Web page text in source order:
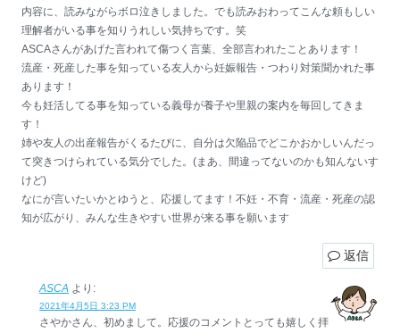
内容に、読みながらボロ泣きしました。でも読みおわってこんな頼もしい
理解者がいる事を知りうれしい気持ちです。笑
ASCAさんがあげた言われて傷つく言葉、全部言われたことあります！
流産・死産した事を知っている友人から妊娠報告・つわり対策聞かれた事
あります！
今も妊活してる事を知っている義母が養子や里親の案内を毎回してきま
す！
姉や友人の出産報告がくるたびに、自分は欠陥品でどこかおかしいんだっ
て突きつけられている気分でした。(まあ、間違ってないのかも知んないす
けど)
なにが言いたいかとゆうと、応援してます！不妊・不育・流産・死産の認
知が広がり、みんな生きやすい世界が来る事を願います
返信
ASCA より:
2021年4月5日 3:23 PM
さやかさん、初めまして。応援のコメントとっても嬉しく拝